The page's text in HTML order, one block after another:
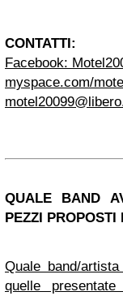
CONTATTI:
Facebook:
myspace.com/
QUALE BAND
PEZZI PROPOSTI
Quale band/
quelle